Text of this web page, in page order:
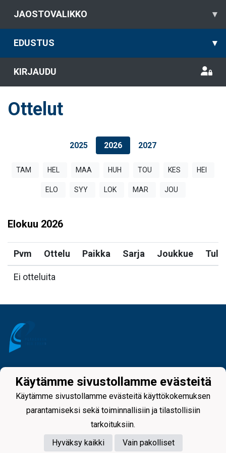
JAOSTOVALIKKO ▾
EDUSTUS ▾
KIRJAUDU
Ottelut
2025 2026 2027
TAM HEL MAA HUH TOU KES HEI
ELO SYY LOK MAR JOU
Elokuu 2026
Pvm Ottelu Paikka Sarja Joukkue
Ei otteluita
Powered by
Käytämme sivustollamme evästeitä
Käytämme sivustollamme evästeitä käyttökokemuksen
parantamiseksi sekä toiminnallisiin ja tilastollisiin
tarkoituksiin.
Hyväksy kaikki
Vain pakolliset